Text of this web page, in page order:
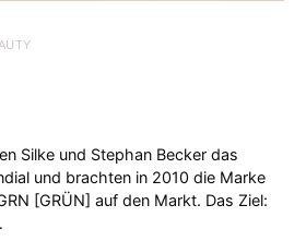
Silke und Stephan Becker das
und brachten in 2010 die Marke
[GRÜN] auf den Markt. Das Ziel: